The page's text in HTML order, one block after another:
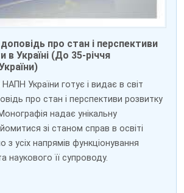
про стан і перспективи
в Україні (До 35-річчя
України готує і видає в світ
про стан і перспективи розвитку
надає унікальну
зі станом справ в освіті
з усіх напрямів функціонування
наукового її супроводу.